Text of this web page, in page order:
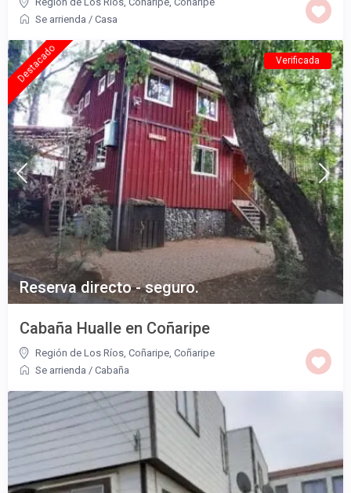
Se arrienda /Casa
Reserva directo - seguro.
Destacado Verificada
Cabaña Hualle en Coñaripe
Región de Los Ríos, Coñaripe ,Coñaripe
Se arrienda /Cabaña